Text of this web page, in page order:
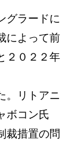
グラードに
によって前
２０２２年
。リトアニ
ボコン氏
裁措置の問